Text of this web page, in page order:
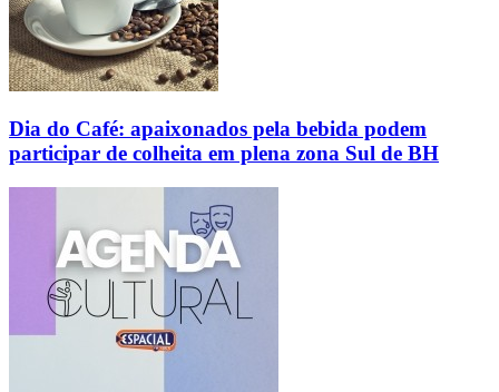
Dia do Café: apaixonados pela bebida podem
participar de colheita em plena zona Sul de BH